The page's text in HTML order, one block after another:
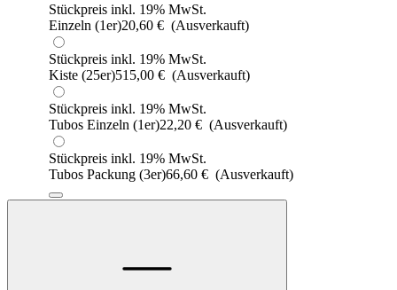
Stückpreis inkl. 19% MwSt.
Einzeln (1er)20,60 € (Ausverkauft)
Stückpreis inkl. 19% MwSt.
Kiste (25er)515,00 € (Ausverkauft)
Stückpreis inkl. 19% MwSt.
Tubos Einzeln (1er)22,20 € (Ausverkauft)
Stückpreis inkl. 19% MwSt.
Tubos Packung (3er)66,60 € (Ausverkauft)